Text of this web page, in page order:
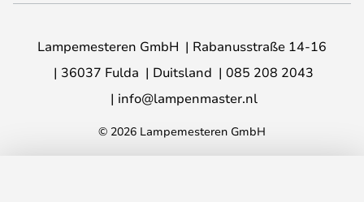
Lampemesteren GmbH
Rabanusstraße 14-16
36037 Fulda
Duitsland
085 208 2043
info@lampenmaster.nl
© 2026 Lampemesteren GmbH